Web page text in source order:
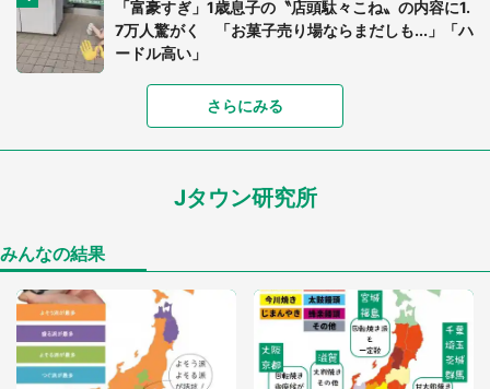
「富豪すぎ」1歳息子の〝店頭駄々こね〟の内容に1.
7万人驚がく 「お菓子売り場ならまだしも...」「ハ
ードル高い」
あまりにも四角すぎる猫、激写される 「これもう
家に〝デカい蛾〟が居座り続けて3日間...ビビり続
「○○がない街に住んでいます」住人の呟きに30万
人驚がく 何が存在しないか、あなたはわかる？
さらにみる
Jタウン研究所
みんなの結果